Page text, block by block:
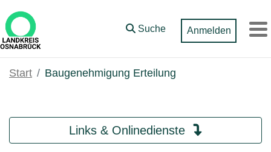
Zum Hauptinhalt springen
Suche Anmelden
Start Baugenehmigung Erteilung
Links & Onlinedienste